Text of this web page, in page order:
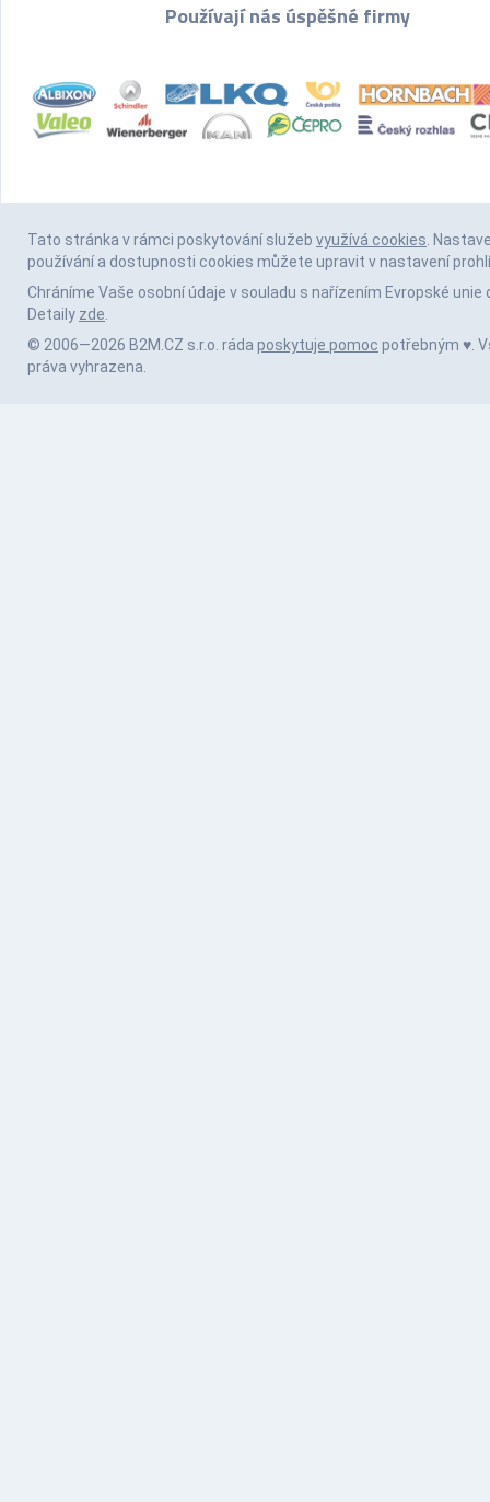
Používají nás úspěšné firmy
Tato stránka v rámci poskytování služeb využívá cookies.
používání a dostupnosti cookies můžete upravit v nastavení
Chráníme Vaše osobní údaje v souladu s nařízením Evropské unie
Detaily zde.
© 2006—2026 B2M.CZ s.r.o. ráda poskytuje pomoc potřebným ♥️.
práva vyhrazena.